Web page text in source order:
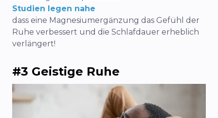
Studien legen nahe
dass eine Magnesiumergänzung das Gefühl der
Ruhe verbessert und die Schlafdauer erheblich
verlängert!
#3 Geistige Ruhe